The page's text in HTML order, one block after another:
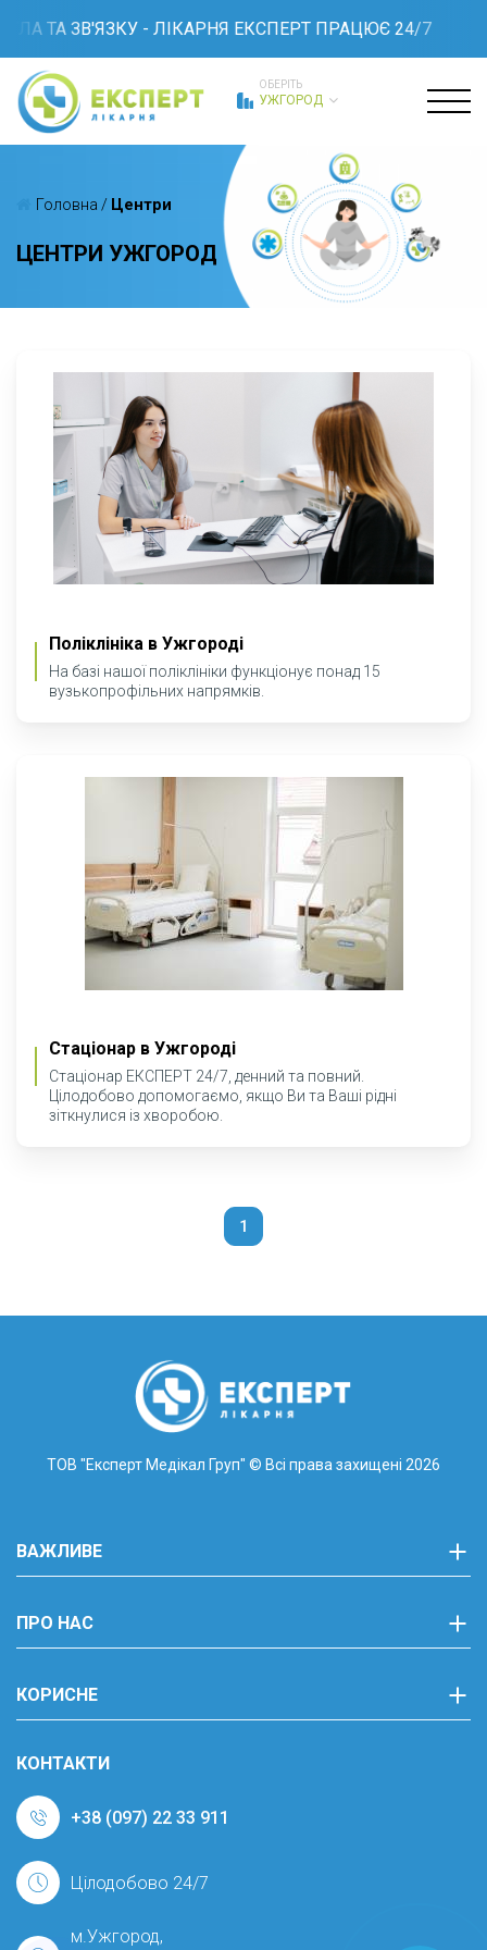
ТА ЗВ'ЯЗКУ - ЛІКАРНЯ ЕКСПЕРТ ПРАЦЮЄ 24/7
ОБЕРІТЬ
УЖГОРОД
Головна / Центри
ЦЕНТРИ УЖГОРОД
Поліклініка в Ужгороді
На базі нашої поліклініки функціонує понад 15
вузькопрофільних напрямків.
Стаціонар в Ужгороді
Стаціонар ЕКСПЕРТ 24/7, денний та повний.
Цілодобово допомогаємо, якщо Ви та Ваші рідні
зіткнулися із хворобою.
1
ТОВ "Експерт Медікал Груп" © Всі права захищені 2026
ВАЖЛИВЕ
ПРО НАС
КОРИСНЕ
КОНТАКТИ
+38 (097) 22 33 911
Цілодобово 24/7
м.Ужгород,